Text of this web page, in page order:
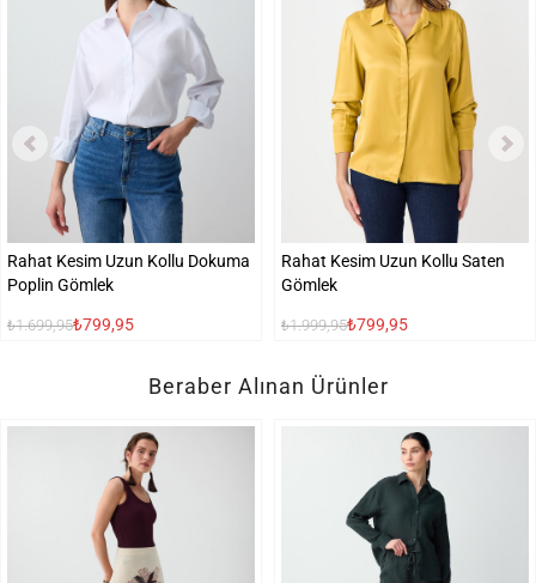
Rahat Kesim Uzun Kollu Dokuma
Poplin Gömlek
₺1.699,95₺799,95
Rahat Kesim Uzun Kollu Saten
Gömlek
₺1.999,95₺799,95
Beraber Alınan Ürünler